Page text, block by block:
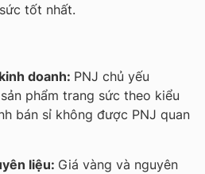
tốt nhất.
doanh: PNJ chủ yếu
phẩm trang sức theo kiểu
bán sỉ không được PNJ quan
liệu: Giá vàng và nguyên